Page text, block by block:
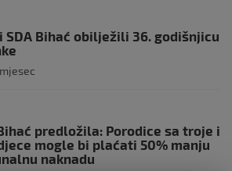
SDA Bihać obilježili 36. godišnjicu
predložila: Porodice sa troje i
mogle bi plaćati 50% manju
naknadu